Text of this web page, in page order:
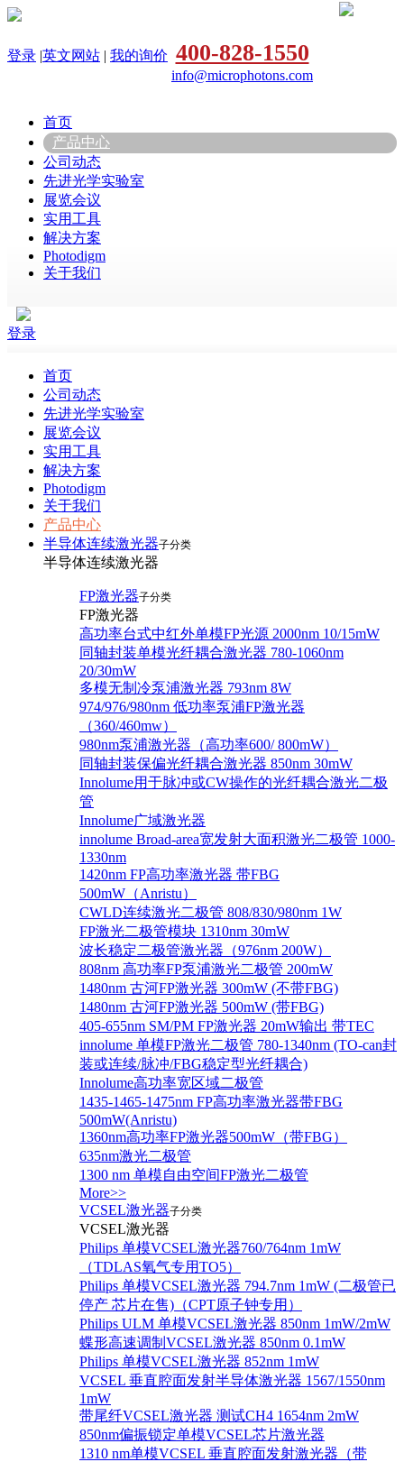
登录 |英文网站 | 我的询价 400-828-1550
info@microphotons.com
首页
产品中心
公司动态
先进光学实验室
展览会议
实用工具
解决方案
Photodigm
关于我们
登录
首页
公司动态
先进光学实验室
展览会议
实用工具
解决方案
Photodigm
关于我们
产品中心
半导体连续激光器子分类
半导体连续激光器
FP激光器子分类
FP激光器
高功率台式中红外单模FP光源 2000nm 10/15mW
同轴封装单模光纤耦合激光器 780-1060nm
20/30mW
多模无制冷泵浦激光器 793nm 8W
974/976/980nm 低功率泵浦FP激光器
（360/460mw）
980nm泵浦激光器（高功率600/ 800mW）
同轴封装保偏光纤耦合激光器 850nm 30mW
Innolume用于脉冲或CW操作的光纤耦合激光二极
管
Innolume广域激光器
innolume Broad-area宽发射大面积激光二极管 1000-
1330nm
1420nm FP高功率激光器 带FBG
500mW（Anristu）
CWLD连续激光二极管 808/830/980nm 1W
FP激光二极管模块 1310nm 30mW
波长稳定二极管激光器（976nm 200W）
808nm 高功率FP泵浦激光二极管 200mW
1480nm 古河FP激光器 300mW (不带FBG)
1480nm 古河FP激光器 500mW (带FBG)
405-655nm SM/PM FP激光器 20mW输出 带TEC
innolume 单模FP激光二极管 780-1340nm (TO-can封
装或连续/脉冲/FBG稳定型光纤耦合)
Innolume高功率宽区域二极管
1435-1465-1475nm FP高功率激光器带FBG
500mW(Anristu)
1360nm高功率FP激光器500mW（带FBG）
635nm激光二极管
1300 nm 单模自由空间FP激光二极管
More>>
VCSEL激光器子分类
VCSEL激光器
Philips 单模VCSEL激光器760/764nm 1mW
（TDLAS氧气专用TO5）
Philips 单模VCSEL激光器 794.7nm 1mW (二极管已
停产 芯片在售)（CPT原子钟专用）
Philips ULM 单模VCSEL激光器 850nm 1mW/2mW
蝶形高速调制VCSEL激光器 850nm 0.1mW
Philips 单模VCSEL激光器 852nm 1mW
VCSEL 垂直腔面发射半导体激光器 1567/1550nm
1mW
带尾纤VCSEL激光器 测试CH4 1654nm 2mW
850nm偏振锁定单模VCSEL芯片激光器
1310 nm单模VCSEL 垂直腔面发射激光器（带